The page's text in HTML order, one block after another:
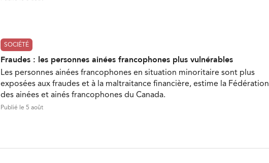
SOCIÉTÉ
Fraudes : les personnes ainées francophones plus vulnérables
Les personnes ainées francophones en situation minoritaire sont plus
exposées aux fraudes et à la maltraitance financière, estime la Fédération
des ainées et ainés francophones du Canada.
Publié le 5 août